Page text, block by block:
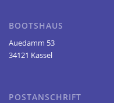
BOOTSHAUS
Auedamm 53
34121 Kassel
POSTANSCHRIFT